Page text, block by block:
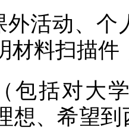
外活动、
材料扫描件
包括对大
想、希望